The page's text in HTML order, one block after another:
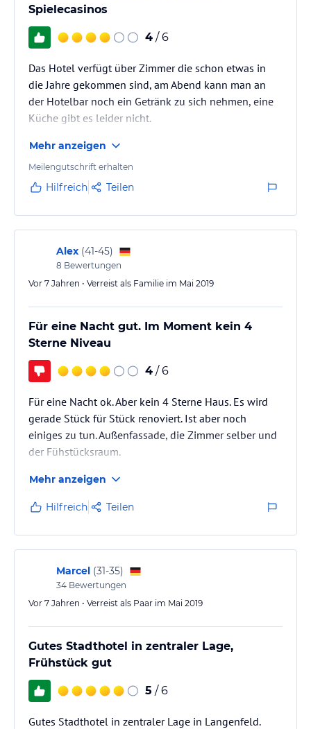
Spielecasinos
4 / 6
Das Hotel verfügt über Zimmer die schon etwas in
die Jahre gekommen sind, am Abend kann man an
der Hotelbar noch ein Getränk zu sich nehmen, eine
Küche gibt es leider nicht.
Mehr anzeigen
Meilengutschrift erhalten
Hilfreich Teilen
Alex (41-45)
8 Bewertungen
Vor 7 Jahren • Verreist als Familie im Mai 2019
Für eine Nacht gut. Im Moment kein 4
Sterne Niveau
4 / 6
Für eine Nacht ok. Aber kein 4 Sterne Haus. Es wird
gerade Stück für Stück renoviert. Ist aber noch
einiges zu tun. Außenfassade, die Zimmer selber und
der Fühstücksraum.
Mehr anzeigen
Hilfreich Teilen
Marcel (31-35)
34 Bewertungen
Vor 7 Jahren • Verreist als Paar im Mai 2019
Gutes Stadthotel in zentraler Lage,
Frühstück gut
5 / 6
Gutes Stadthotel in zentraler Lage in Langenfeld.